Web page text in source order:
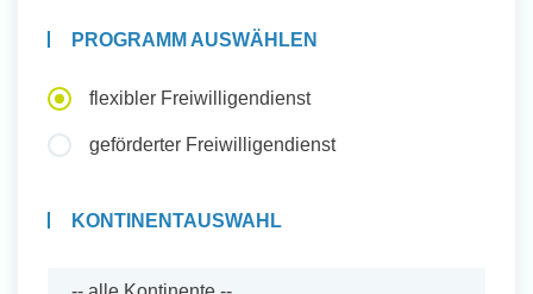
Auslandserfahrung Sammeln
und Sozial Engagieren
Initiativbewerbung
PROGRAMM AUSWÄHLEN
flexibler Freiwilligendienst
geförderter Freiwilligendienst
KONTINENTAUSWAHL